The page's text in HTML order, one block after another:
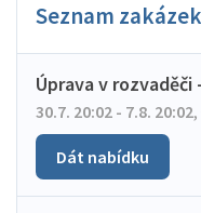
Seznam zakázek
Úprava v rozvaděči
30.7. 20:02 - 7.8. 20:02,
Dát nabídku